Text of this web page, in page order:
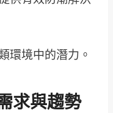
環境中的潛力。
求與趨勢